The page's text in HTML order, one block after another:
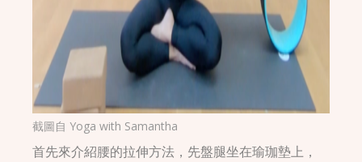
截圖自Yoga with Samantha
首先來介紹腰的拉伸方法，先盤腿坐在瑜珈墊上，